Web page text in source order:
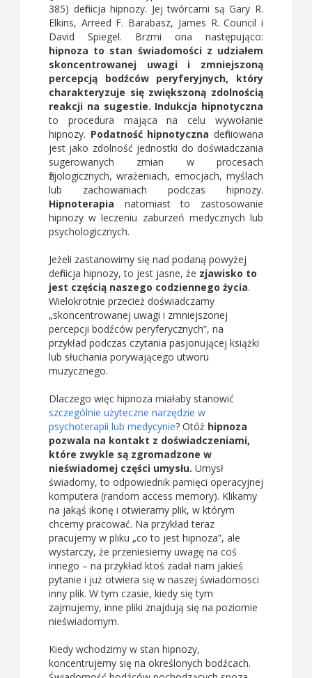
385) definicja hipnozy. Jej twórcami są Gary R.
Elkins, Arreed F. Barabasz, James R. Council i
David Spiegel. Brzmi ona następująco:
hipnoza to stan świadomości z udziałem
skoncentrowanej uwagi i zmniejszoną
percepcją bodźców peryferyjnych, który
charakteryzuje się zwiększoną zdolnością
reakcji na sugestie. Indukcja hipnotyczna
to procedura mająca na celu wywołanie
hipnozy. Podatność hipnotyczna definiowana
jest jako zdolność jednostki do doświadczania
sugerowanych zmian w procesach
fizjologicznych, wrażeniach, emocjach, myślach
lub zachowaniach podczas hipnozy.
Hipnoterapia natomiast to zastosowanie
hipnozy w leczeniu zaburzeń medycznych lub
psychologicznych.
Jeżeli zastanowimy się nad podaną powyżej
definicja hipnozy, to jest jasne, że zjawisko to
jest częścią naszego codziennego życia.
Wielokrotnie przecież doświadczamy
„skoncentrowanej uwagi i zmniejszonej
percepcji bodźców peryferycznych”, na
przykład podczas czytania pasjonującej książki
lub słuchania porywającego utworu
muzycznego.
Dlaczego więc hipnoza miałaby stanowić
szczególnie użyteczne narzędzie w
psychoterapii lub medycynie? Otóż hipnoza
pozwala na kontakt z doświadczeniami,
które zwykle są zgromadzone w
nieświadomej części umysłu. Umysł
świadomy, to odpowiednik pamięci operacyjnej
komputera (random access memory). Klikamy
na jakąś ikonę i otwieramy plik, w którym
chcemy pracować. Na przykład teraz
pracujemy w pliku „co to jest hipnoza”, ale
wystarczy, że przeniesiemy uwagę na coś
innego – na przykład ktoś zadał nam jakieś
pytanie i już otwiera się w naszej świadomosci
inny plik. W tym czasie, kiedy się tym
zajmujemy, inne pliki znajdują się na poziomie
nieświadomym.
Kiedy wchodzimy w stan hipnozy,
koncentrujemy się na określonych bodźcach.